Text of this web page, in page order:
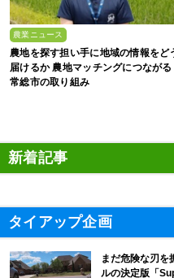
農業ニュース
農地を探す担い手に地域の情報をど
届けるか 農地マッチングにつながる
常総市の取り組み
新着記事
タイアップ企画
まだ危険な刃を
ルの決定版「